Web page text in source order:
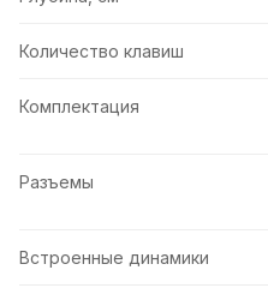
Количество клавиш
Комплектация
Разъемы
Встроенные динамики